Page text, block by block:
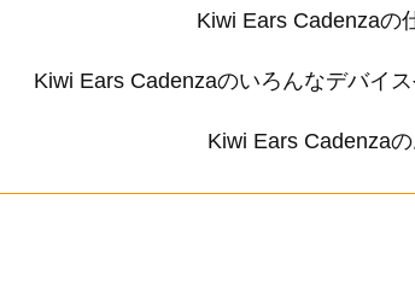
Kiwi Ears Cadenzaの
Kiwi Ears Cadenzaのいろんなデバイ
Kiwi Ears Cadenza